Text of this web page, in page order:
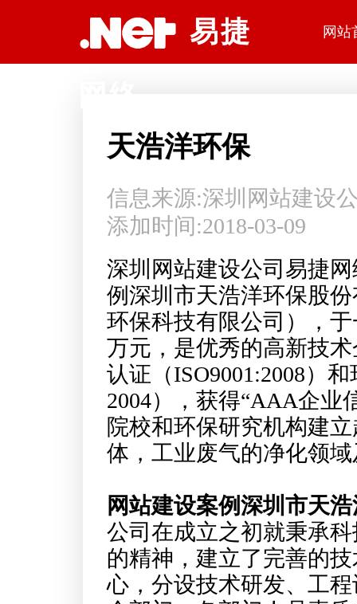
易捷
网站
天浩洋环保
信息来源:深圳网站建设
添加时间:2018-03-09
深圳网站建设公司易捷
例深圳市天浩洋环保股
环保科技有限公司），
万元，是优秀的高新技
认证（ISO9001:2008）
2004），获得“AAA企业
院校和环保研究机构建
体，工业废气的净化领
网站建设案例深圳市天
公司在成立之初就秉承
的精神，建立了完善的
心，分设技术研发、工